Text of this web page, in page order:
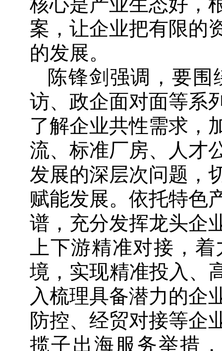
案，让企业把有限的
的发展。
陈锋剑强调，要
访、政企面对面等系
了解企业共性需求，
流、标准厂房、人才
发展的深层次问题，
赋能发展。依托特色
谱，充分发挥龙头企
上下游精准对接，
境，实现精准投入、
入梳理具备潜力的企
防控、经贸对接等企
揽子出海服务举措